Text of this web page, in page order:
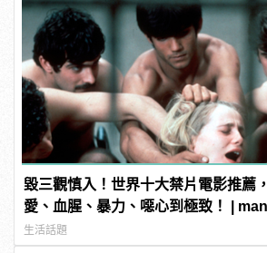
毀三觀慎入！世界十大禁片電影推薦
愛、血腥、暴力、噁心到極致！ |
男
生活話題